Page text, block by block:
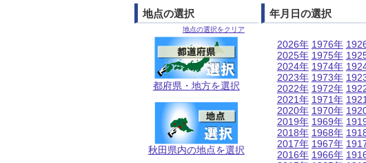
地点の選択
地点の選択をクリア
都府県・地方を選択
秋田県内の地点を選択
年月日の選択
2026年
2025年
2024年
2023年
2022年
2021年
2020年
2019年
2018年
2017年
2016年
1976年
1975年
1974年
1973年
1972年
1971年
1970年
1969年
1968年
1967年
1966年